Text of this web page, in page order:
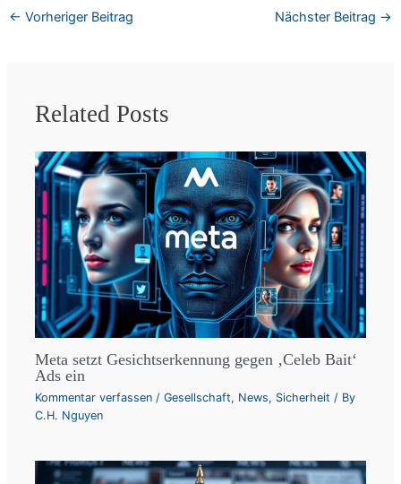
← Vorheriger Beitrag Nächster Beitrag →
Related Posts
Meta setzt Gesichtserkennung gegen ‚Celeb Bait‘
Ads ein
Kommentar verfassen /Gesellschaft, News, Sicherheit / By
C.H. Nguyen